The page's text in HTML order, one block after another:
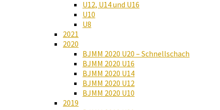
U12, U14 und U16
U10
U8
2021
2020
BJMM 2020 U20 – Schnellschach
BJMM 2020 U16
BJMM 2020 U14
BJMM 2020 U12
BJMM 2020 U10
2019